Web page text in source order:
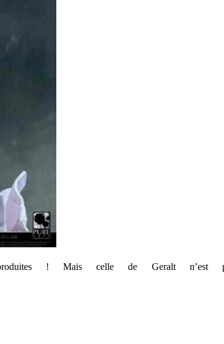
produites ! Mais celle de Geralt